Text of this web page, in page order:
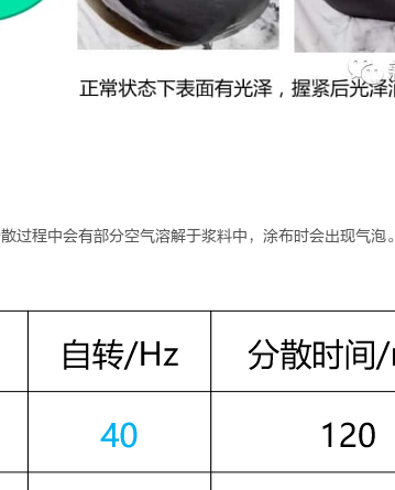
过程中会有部分空气溶解于浆料中，涂布时会出现气泡。